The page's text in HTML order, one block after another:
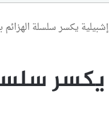
إشبيلية يكسر سلسلة الهزائم